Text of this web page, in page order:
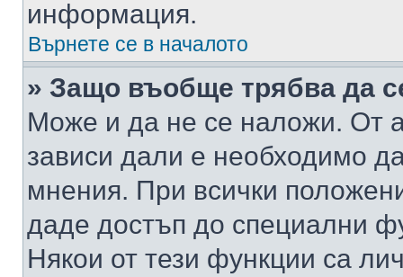
информация.
Върнете се в началото
» Защо въобще трябва да
Може и да не се наложи. От
зависи дали е необходимо
мнения. При всички
даде достъп до специални
Някои от тези функции са